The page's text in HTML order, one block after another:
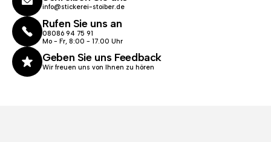
info@stickerei-stoiber.de
Rufen Sie uns an
08086 94 75 91
Mo - Fr, 8:00 - 17.00 Uhr
Geben Sie uns Feedback
Wir freuen uns von Ihnen zu hören